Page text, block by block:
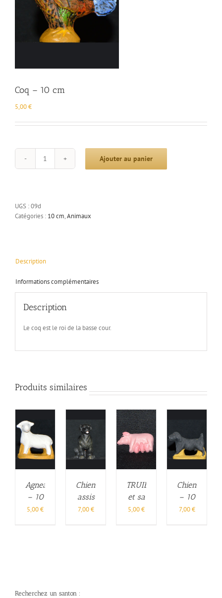
Coq – 10 cm
5,00€
quantité
cm
Ajouter au panier
UGS :09d
Catégories : 10 cm,Animaux
Description
Informations complémentaires
Description
Le coq est le roi de la basse cour.
Produits similaires
Agneau
– 10
cm
5,00€
Chien
assis
– 10
7,00€
TRUIE
et sa
PORTEE
5,00€
Chien
– 10
cm
7,00€
Recherchez un santon :